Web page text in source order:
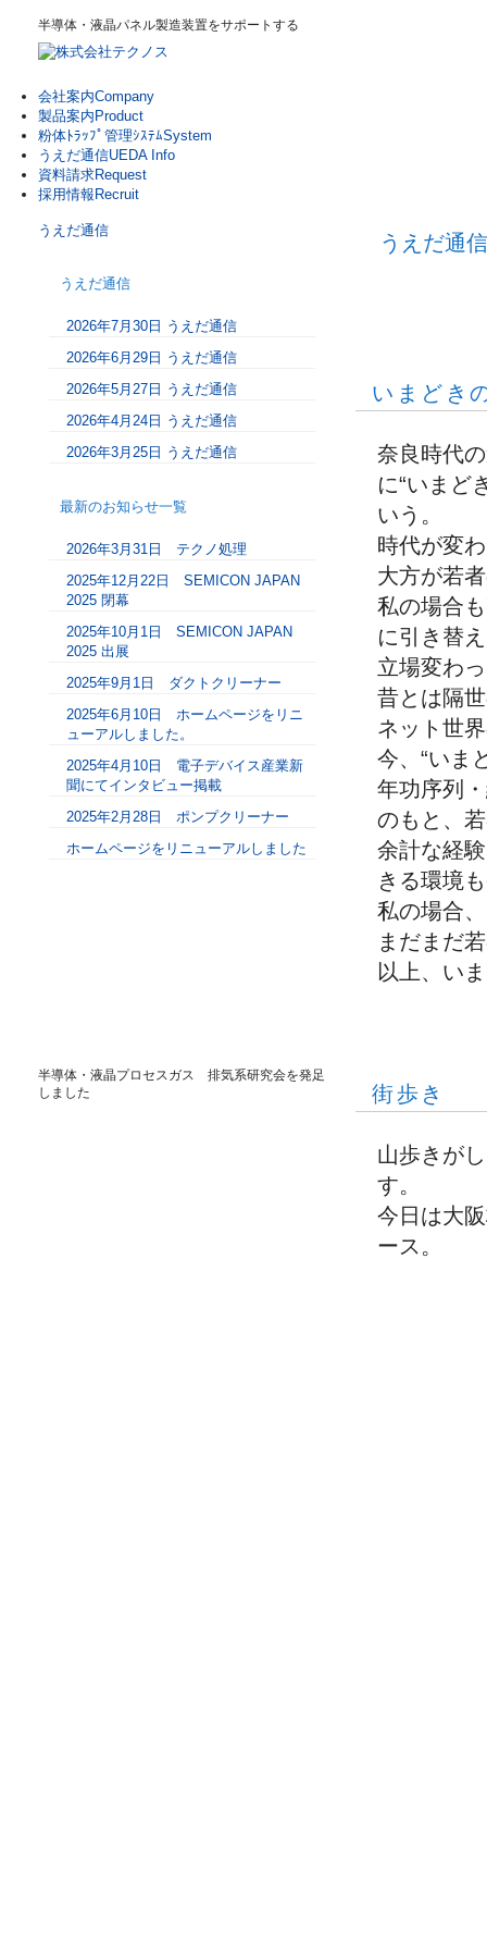
半導体・液晶パネル製造装置をサポートする
会社案内Company
製品案内 Product
粉体ﾄﾗｯﾌﾟ管理ｼｽﾃﾑSystem
うえだ通信UEDA Info
資料請求Request
採用情報 Recruit
うえだ通信
いまどき
奈良時代
に“いまど
いう。
時代が変
大方が若
私の場合
に引き替
立場変わ
昔とは隔
ネット世
今、“いま
年功序列
のもと、
余計な経
きる環境
私の場合
まだまだ
以上、い
街歩き
山歩きが
す。
今日は大
ース。
うえだ通信
うえだ通信
2026年7月30日 うえだ通信
2026年6月29日 うえだ通信
2026年5月27日 うえだ通信
2026年4月24日 うえだ通信
2026年3月25日 うえだ通信
最新のお知らせ一覧
2026年3月31日 テクノ処理
2025年12月22日 SEMICON JAPAN
2025 閉幕
2025年10月1日 SEMICON JAPAN
2025 出展
2025年9月1日 ダクトクリーナー
2025年6月10日 ホームページをリニ
ューアルしました。
2025年4月10日 電子デバイス産業新
聞にてインタビュー掲載
2025年2月28日 ポンプクリーナー
ホームページをリニューアルしました
半導体・液晶プロセスガス 排気系研究会を発足
しました